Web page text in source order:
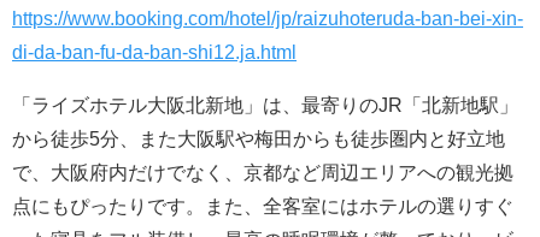
https://www.booking.com/hotel/jp/raizuhoteruda-ban-bei-xin-
di-da-ban-fu-da-ban-shi12.ja.html
「ライズホテル大阪北新地」は、最寄りのJR「北新地駅」
から徒歩5分、また大阪駅や梅田からも徒歩圏内と好立地
で、大阪府内だけでなく、京都など周辺エリアへの観光拠
点にもぴったりです。また、全客室にはホテルの選りすぐ